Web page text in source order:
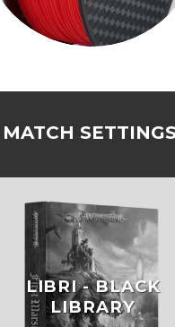
LIBRI - BLACK
LIBRARY